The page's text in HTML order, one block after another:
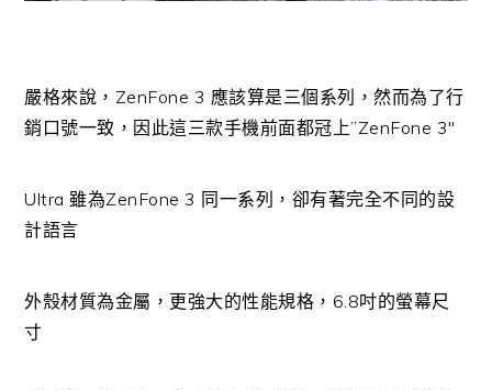
嚴格來說，ZenFone 3 應該算是三個系列，然而為了行
銷口號一致，因此這三款手機前面都冠上”ZenFone 3″
Ultra 雖為ZenFone 3 同一系列，卻有著完全不同的設
計語言
外殼材質為金屬，更強大的性能規格，6.8吋的螢幕尺
寸